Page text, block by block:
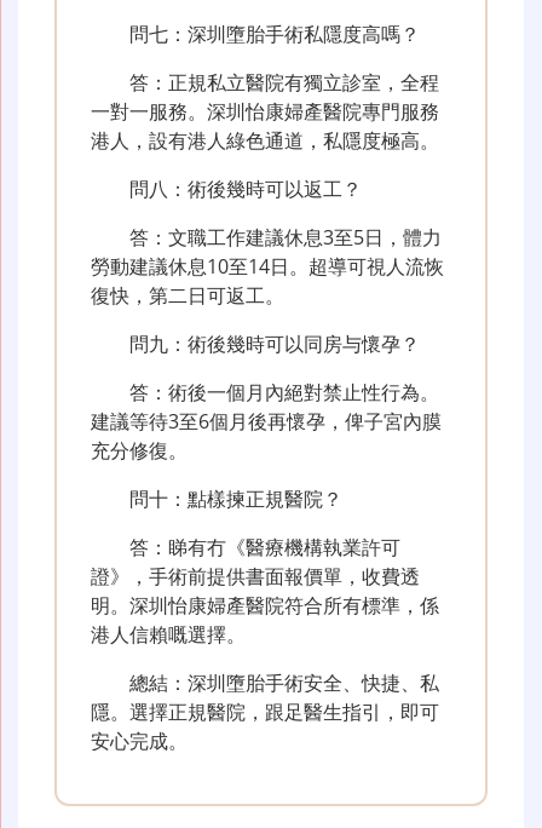
問七：深圳墮胎手術私隱度高嗎？
答：正規私立醫院有獨立診室，全程
一對一服務。深圳怡康婦產醫院專門服務
港人，設有港人綠色通道，私隱度極高。
問八：術後幾時可以返工？
答：文職工作建議休息3至5日，體力
勞動建議休息10至14日。超導可視人流恢
復快，第二日可返工。
問九：術後幾時可以同房与懷孕？
答：術後一個月內絕對禁止性行為。
建議等待3至6個月後再懷孕，俾子宮內膜
充分修復。
問十：點樣揀正規醫院？
答：睇有冇《醫療機構執業許可
證》，手術前提供書面報價單，收費透
明。深圳怡康婦產醫院符合所有標準，係
港人信賴嘅選擇。
總結：深圳墮胎手術安全、快捷、私
隱。選擇正規醫院，跟足醫生指引，即可
安心完成。